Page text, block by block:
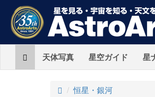
Home天体写真 星空ガイド 星
ト 恒星・銀河